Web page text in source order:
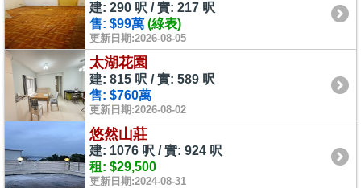
建: 290 呎 / 實: 217 呎
售: $99萬 (綠表)
更新日期:2026-08-05
太湖花園
建: 815 呎 / 實: 589 呎
售: $760萬
更新日期:2026-08-02
悠然山莊
建: 1076 呎 / 實: 924 呎
租: $29,500
更新日期:2024-08-31